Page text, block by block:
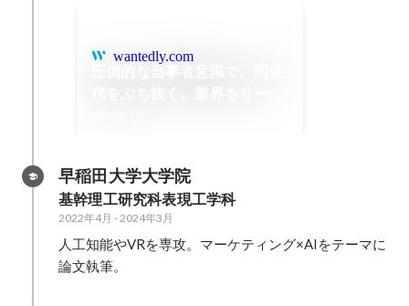
wantedly.com
早稲田大学大学院
基幹理工研究科表現工学科
2022年4月 -2024年3月
人工知能やVRを専攻。マーケティング×AIをテーマに
論文執筆。